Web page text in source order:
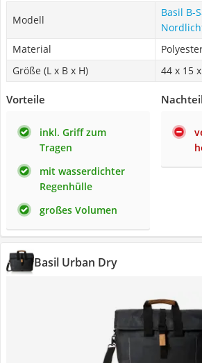
Modell
Basil B-
Material
Größe (L x B x H)
44 x 15
Vorteile
inkl. Griff zum
Tragen
mit wasserdichter
Regenhülle
großes Volumen
Basil Urban Dry